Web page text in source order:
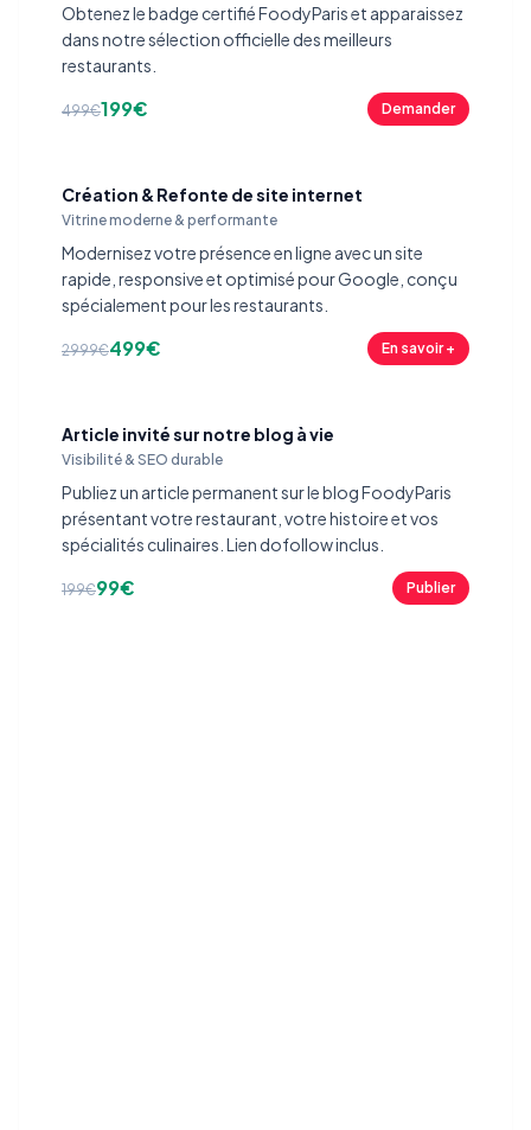
Obtenez le badge certifié FoodyParis et apparaissez
dans notre sélection officielle des meilleurs
restaurants.
499€199€ Demander
Création & Refonte de site internet
Vitrine moderne & performante
Modernisez votre présence en ligne avec un site
rapide, responsive et optimisé pour Google, conçu
spécialement pour les restaurants.
2999€499€ En savoir +
Article invité sur notre blog à vie
Visibilité & SEO durable
Publiez un article permanent sur le blog FoodyParis
présentant votre restaurant, votre histoire et vos
spécialités culinaires. Lien dofollow inclus.
199€99€ Publier